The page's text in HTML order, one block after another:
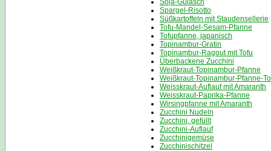
Soja-Gulasch
Spargel-Risotto
Süßkartoffeln mit Staudensellerie
Tofu-Mandel-Sesam-Pfanne
Tofupfanne, japanisch
Topinambur-Gratin
Topinambur-Ragout mit Tofu
Überbackene Zucchini
Weißkraut-Topinambur-Pfanne
Weißkraut-Topinambur-Pfanne-
Weisskraut-Auflauf mit Amaranth
Weisskraut-Paprika-Pfanne
Wirsingpfanne mit Amaranth
Zucchini Nudeln
Zucchini, gefüllt
Zucchini-Auflauf
Zucchinigemüse
Zucchinischitzel